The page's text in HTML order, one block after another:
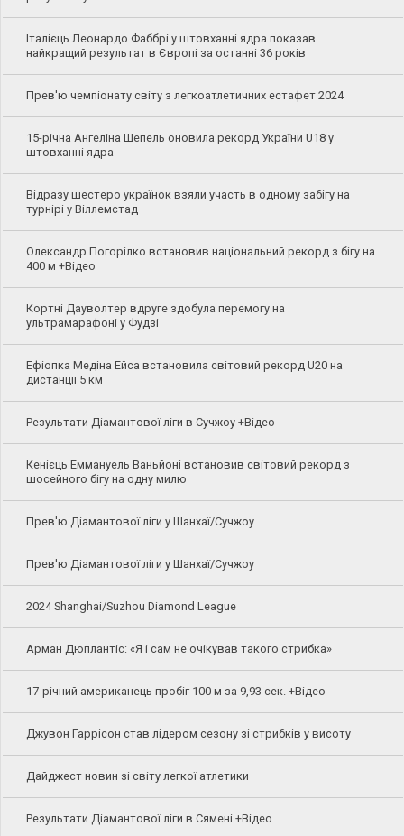
Італієць Леонардо Фаббрі у штовханні ядра показав
найкращий результат в Європі за останні 36 років
Прев'ю чемпіонату світу з легкоатлетичних естафет 2024
15-річна Ангеліна Шепель оновила рекорд України U18 у
штовханні ядра
Відразу шестеро українок взяли участь в одному забігу на
турнірі у Віллемстад
Олександр Погорілко встановив національний рекорд з бігу на
400 м +Відео
Кортні Дауволтер вдруге здобула перемогу на
ультрамарафоні у Фудзі
Ефіопка Медіна Ейса встановила світовий рекорд U20 на
дистанції 5 км
Результати Діамантової ліги в Сучжоу +Відео
Кенієць Еммануель Ваньйоні встановив світовий рекорд з
шосейного бігу на одну милю
Прев'ю Діамантової ліги у Шанхаї/Сучжоу
Прев'ю Діамантової ліги у Шанхаї/Сучжоу
2024 Shanghai/Suzhou Diamond League
Арман Дюплантіс: «Я і сам не очікував такого стрибка»
17-річний американець пробіг 100 м за 9,93 сек. +Відео
Джувон Гаррісон став лідером сезону зі стрибків у висоту
Дайджест новин зі світу легкої атлетики
Результати Діамантової ліги в Сямені +Відео